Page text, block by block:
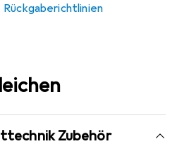
Rückgaberichtlinien
Zubehör